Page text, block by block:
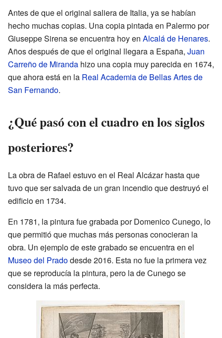
Antes de que el original saliera de Italia, ya se habían
hecho muchas copias. Una copia pintada en Palermo por
Giuseppe Sirena se encuentra hoy en Alcalá de Henares.
Años después de que el original llegara a España, Juan
Carreño de Miranda hizo una copia muy parecida en 1674,
que ahora está en la Real Academia de Bellas Artes de
San Fernando.
¿Qué pasó con el cuadro en los siglos
posteriores?
La obra de Rafael estuvo en el Real Alcázar hasta que
tuvo que ser salvada de un gran incendio que destruyó el
edificio en 1734.
En 1781, la pintura fue grabada por Domenico Cunego, lo
que permitió que muchas más personas conocieran la
obra. Un ejemplo de este grabado se encuentra en el
Museo del Pradodesde 2016. Esta no fue la primera vez
que se reproducía la pintura, pero la de Cunego se
considera la más perfecta.